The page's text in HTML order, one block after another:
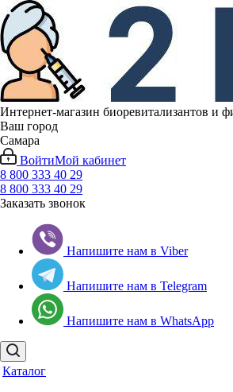
Интернет-магазин биоревитализантов и
Ваш город
Самара
ВойтиМой кабинет
8 800 333 40 29
8 800 333 40 29
Заказать звонок
Напишите нам в Viber
Напишите нам в Telegram
Напишите нам в WhatsApp
Каталог